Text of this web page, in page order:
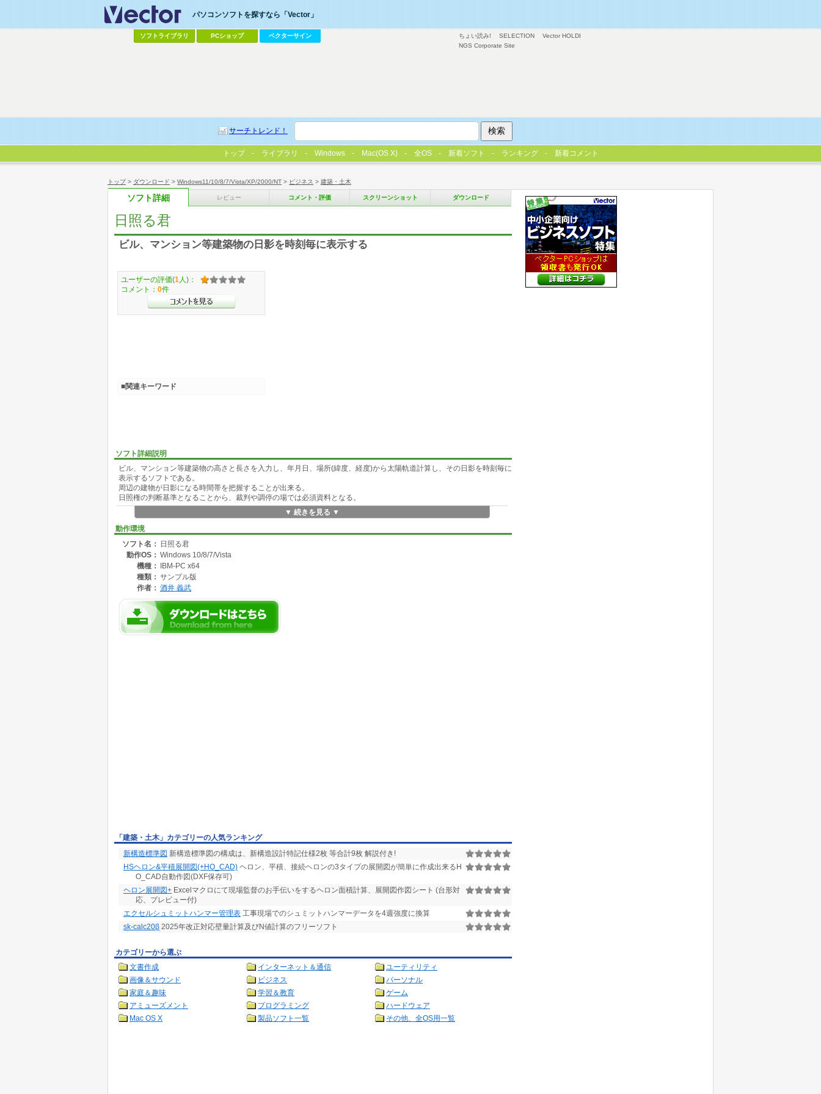
トップ> ダウンロード > Windows11/10/8/7/Vista/XP/2000/NT > ビジネス > 建築・土木
ソフト詳細 レビュー コメント・評価 スクリーンショット ダウンロード
日照る君
ビル、マンション等建築物の日影を時刻毎に表示する
ソフト詳細説明
ビル、マンション等建築物の高さと長さを入力し、年月日、場所(緯度、経度)から太陽軌道計算し、その日影を時刻毎に
表示するソフトである。
周辺の建物が日影になる時間帯を把握することが出来る。
日照権の判断基準となることから、裁判や調停の場では必須資料となる。
▼ 続きを見る ▼
動作環境
ソフト名： 日照る君
動作OS： Windows 10/8/7/Vista
機種：
IBM-PC x64
種類： サンプル版
作者： 酒井 義武
ユーザーの評価(1 人)：
コメント： 0件
■関連キーワード
「建築・土木」カテゴリーの人気ランキング
新構造標準図 新構造標準図の構成は、新構造設計特記仕様2枚 等合計9枚 解説付き!
HSヘロン&平積展開図(+HO_CAD) ヘロン、平積、接続ヘロンの3タイプの展開図が簡単に作成出来るH
O_CAD自動作図(DXF保存可)
ヘロン展開図+ Excelマクロにて現場監督のお手伝いをするヘロン面積計算、展開図作図シート (台形対
応、プレビュー付)
エクセルシュミットハンマー管理表 工事現場でのシュミットハンマーデータを4週強度に換算
sk-calc20β 2025年改正対応壁量計算及びN値計算のフリーソフト
カテゴリーから選ぶ
文書作成
インターネット＆通信
ユーティリティ
画像＆サウンド
ビジネス
パーソナル
家庭＆趣味
学習＆教育
ゲーム
アミューズメント
プログラミング
ハードウェア
Mac OS X
製品ソフト一覧 その他、全OS用一覧
ちょい読み! SELECTION
Vector HOLDI
NGS Corporate Site
パソコンソフトを探すなら「Vector」
ソフトライブラリ PCショップ ベクターサイン
サーチトレンド！
トップ ライブラリ Windows Mac(OS X) 全OS 新着ソフト ランキング 新着コメント